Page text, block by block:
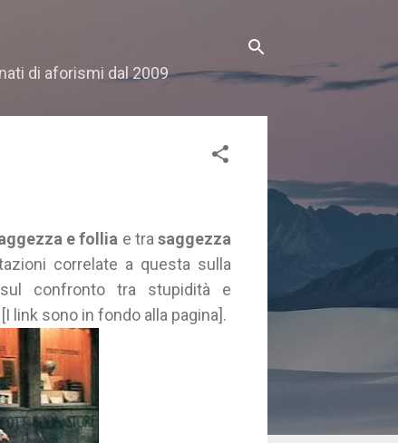
di aforismi dal 2009
e follia e trasaggezza
correlate a questa sulla
confronto tra stupidità e
link sono in fondo alla pagina].